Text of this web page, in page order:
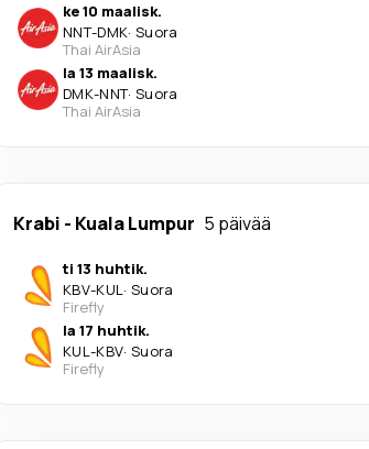
ke 10 maalisk.
NNT-DMK· Suora
Thai AirAsia
la 13 maalisk.
DMK-NNT· Suora
Thai AirAsia
Krabi - Kuala Lumpur 5 päivää
ti 13 huhtik.
KBV-KUL· Suora
Firefly
la 17 huhtik.
KUL-KBV· Suora
Firefly